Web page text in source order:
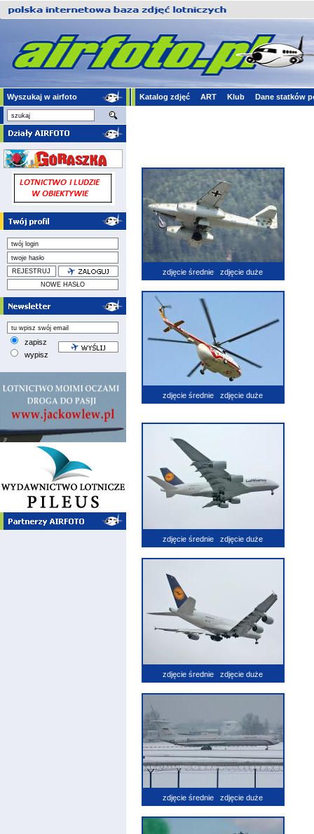
Wyszukaj w airfoto Katalog zdjęć ART Klub Dane statków
zapisz
wypisz
zdjęcie średnie zdjęcie duże
zdjęcie średnie zdjęcie duże
zdjęcie średnie zdjęcie duże
zdjęcie średnie zdjęcie duże
zdjęcie średnie zdjęcie duże